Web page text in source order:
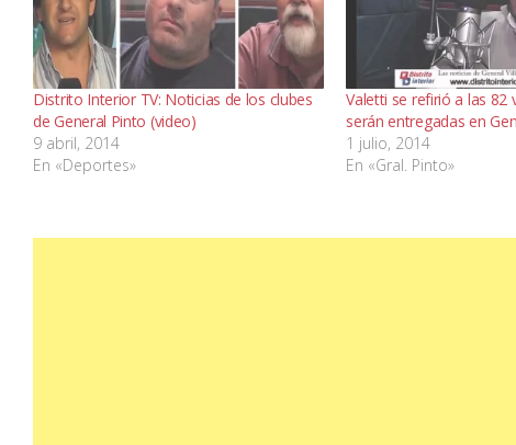
Distrito Interior TV: Noticias de los clubes
de General Pinto (video)
9 abril, 2014
En «Deportes»
Valetti se refirió a las 82
serán entregadas en
1 julio, 2014
En «Gral. Pinto»